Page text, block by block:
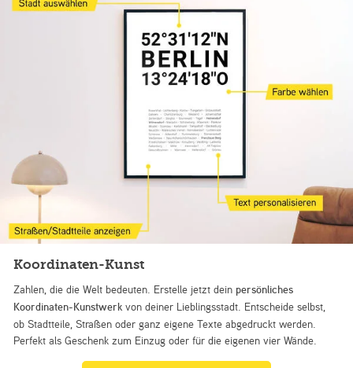
Koordinaten-Kunst
Zahlen, die die Welt bedeuten. Erstelle jetzt dein persönliches
Koordinaten-Kunstwerk von deiner Lieblingsstadt. Entscheide selbst,
ob Stadtteile, Straßen oder ganz eigene Texte abgedruckt werden.
Perfekt als Geschenk zum Einzug oder für die eigenen vier Wände.